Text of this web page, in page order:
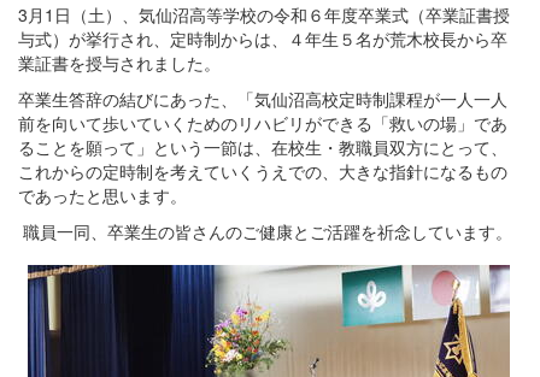
3月1日（土）、気仙沼高等学校の令和６年度卒業式（卒業証書授
与式）が挙行され、定時制からは、４年生５名が荒木校長から卒
業証書を授与されました。
卒業生答辞の結びにあった、「気仙沼高校定時制課程が一人一人
前を向いて歩いていくためのリハビリができる「救いの場」であ
ることを願って」という一節は、在校生・教職員双方にとって、
これからの定時制を考えていくうえでの、大きな指針になるもの
であったと思います。
職員一同、卒業生の皆さんのご健康とご活躍を祈念しています。